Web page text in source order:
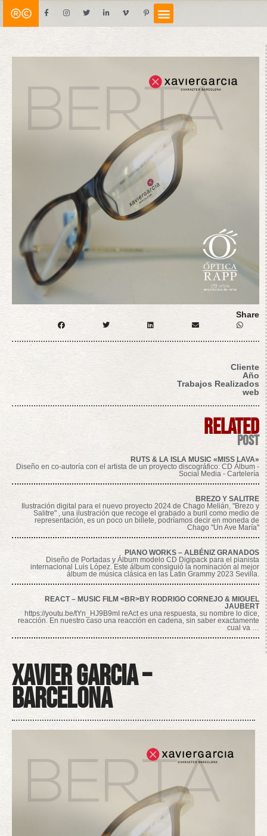
Share
Cliente
Año
Trabajos Realizados
web
related
post
RUTS & LA ISLA MUSIC «MISS LAVA»
Diseño en co-autoría con el artista de un proyecto discográfico: CD Álbum -
Social Media - Cartelería
BREZO Y SALITRE
Ilustración digital para el nuevo proyecto 2024 de Chago Melián, "Brezo y
Salitre" , una ilustración que recoge el grabado a buril como medio de
representación, es un poco un billete, podríamos decir en moneda de
Chago "Un Ave María"
PIANO WORKS – ALBÉNIZ GRANADOS
Diseño de Portadas y Álbum modelo CD Digipack para el pianista
internacional Luis López. Este álbum consiguió la nominación al mejor
álbum de música clásica en las Latin Grammy 2023 Sevilla.
REACT – MUSIC FILM <BR>BY RODRIGO CORNEJO & MIGUEL
JAUBERT
https://youtu.be/tYn_HJ9B9mI reAct es una respuesta, su nombre lo dice,
reacción. En nuestro caso una reacción en cadena, sin saber exactamente
cual va …
Xavier Garcia –
Barcelona